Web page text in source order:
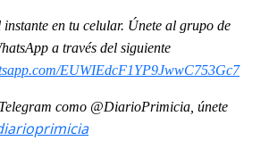
en tu celular. Únete al grupo de
a través del siguiente
com/EUWIEdcF1YP9JwwC753Gc7
como @DiarioPrimicia, únete